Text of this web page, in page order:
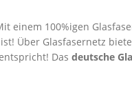
einem 100%igen
Über Glasfasernetz
Das deutsche